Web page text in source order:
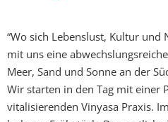
“Wo sich Lebenslust, Kultur und
mit uns eine
Meer, Sand und Sonne an der
Wir starten in den Tag mit einer
vitalisierenden Vinyasa Praxis.